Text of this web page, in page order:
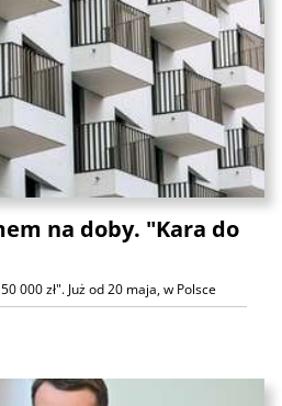
na doby. "Kara do
000 zł". Już od 20 maja, w Polsce